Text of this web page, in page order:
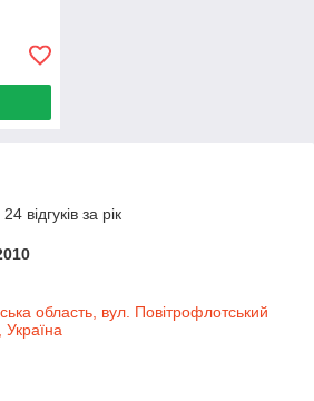
відгуків за рік
область, вул. Повітрофлотський
Україна